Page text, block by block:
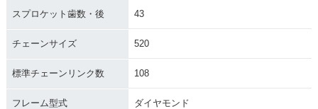
スプロケット歯数・後 43
チェーンサイズ 520
標準チェーンリンク数 108
フレーム型式 ダイヤモンド